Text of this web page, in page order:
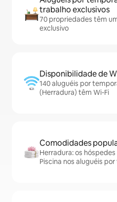
trabalho exclusivos
70 propriedades têm
exclusivo
Disponibilidade de
140 aluguéis por
(Herradura) têm Wi-Fi
Comodidades
Herradura: os
Piscina nos aluguéis